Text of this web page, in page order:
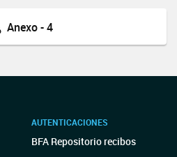
Anexo - 4
AUTENTICACIONES
BFA Repositorio recibos